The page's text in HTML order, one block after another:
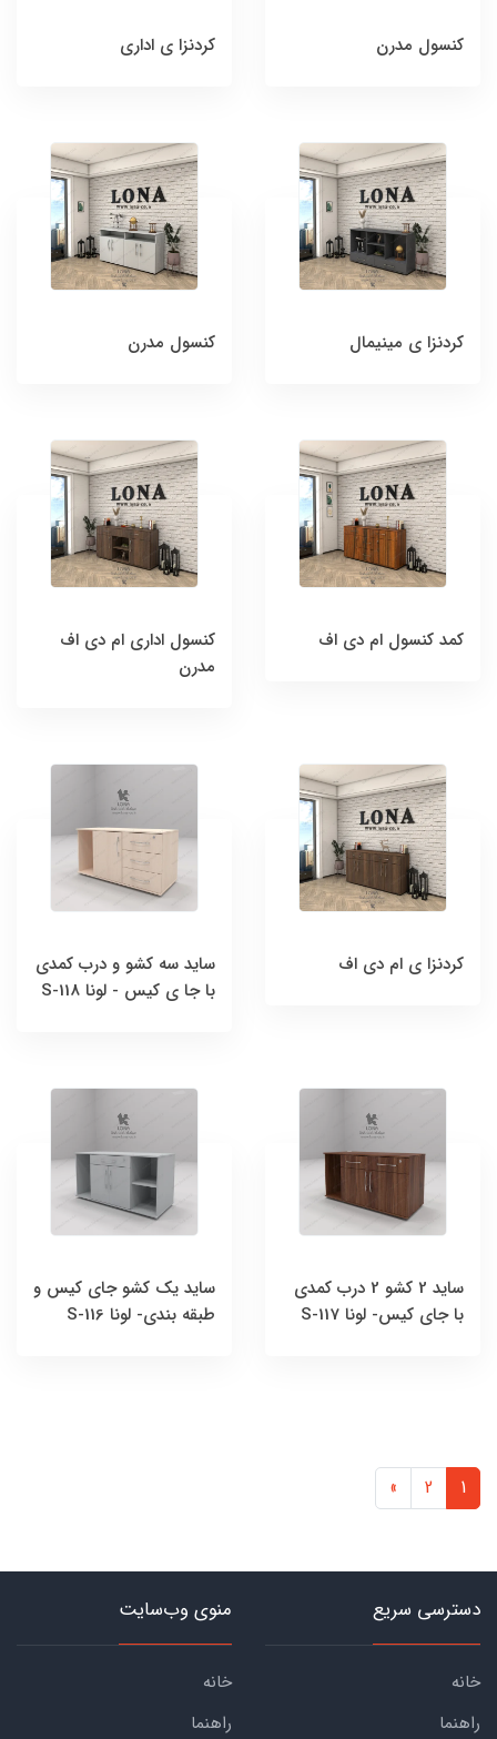
کنسول مدرن کردنزا ی اداری
کردنزا ی مینیمال کنسول مدرن
کمد کنسول ام دی اف
کنسول اداری ام دی اف
مدرن
کردنزا ی ام دی اف
ساید سه کشو و درب کمدی
با جا ی کیس - لونا S-118
ساید 2 کشو 2 درب کمدی
با جای کیس- لونا S-117
ساید یک کشو جای کیس و
طبقه بندی- لونا S-116
1
2
»
دسترسی سریع
خانه
راهنما
منوی وب‌سایت
خانه
راهنما